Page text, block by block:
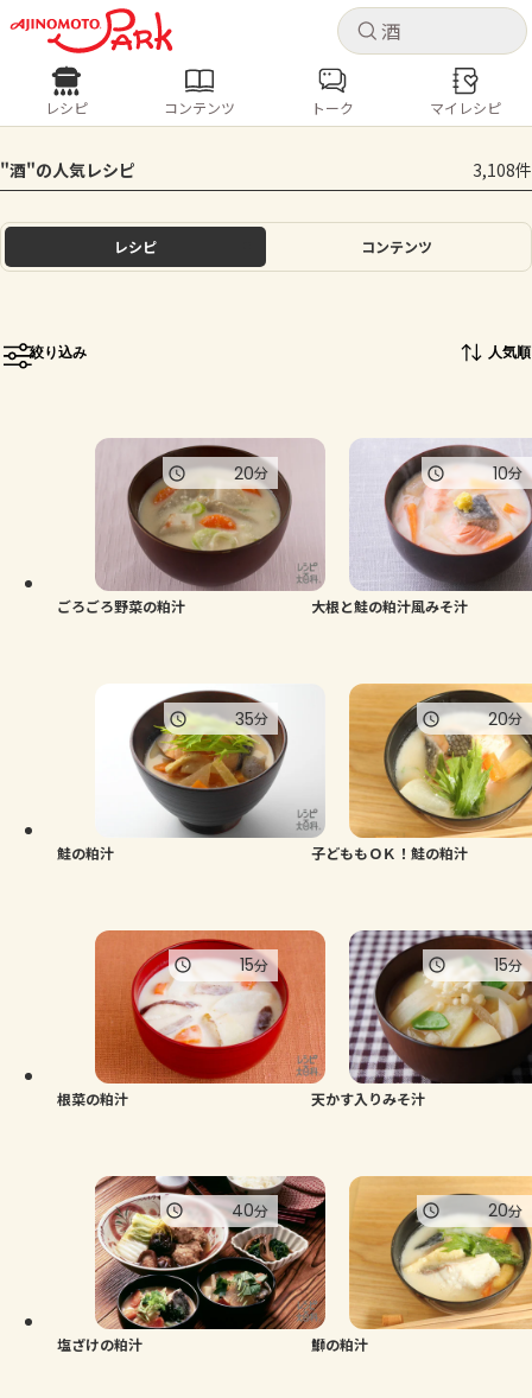
キャ
ログインするとレシピを保存できます
ホーム
トーク
よくあるお問い合わせ
お買い物
キャ
レシピ コンテンツ
人気の食材・レシピ
きゅうり なす トマト とうもろこし
ピーマン
レシピ コンテンツ トーク マイレシピ
"酒"の人気レシピ 3,108件
レシピ コンテンツ
絞り込み 人気順
ごろごろ野菜の粕汁
20分
大根と鮭の粕汁風みそ汁
10分
鮭の粕汁
35分
子どももＯＫ！鮭の粕汁
20分
根菜の粕汁
15分
天かす入りみそ汁
15分
塩ざけの粕汁
40分
鰤の粕汁
20分